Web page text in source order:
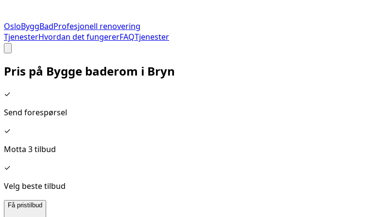
OsloByggBadProfesjonell renovering
TjenesterHvordan det fungererFAQTjenester
Pris på Bygge baderom i Bryn
✓
Send forespørsel
✓
Motta 3 tilbud
✓
Velg beste tilbud
Få pristilbud